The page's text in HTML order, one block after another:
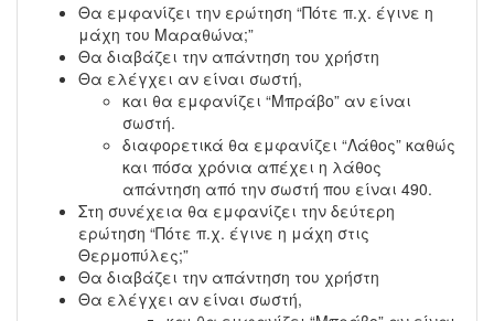
Θα εμφανίζει την ερώτηση “Πότε π.χ. έγινε η
μάχη του Μαραθώνα;”
Θα διαβάζει την απάντηση του χρήστη
Θα ελέγχει αν είναι σωστή,
και θα εμφανίζει “Μπράβο” αν είναι
σωστή.
διαφορετικά θα εμφανίζει “Λάθος” καθώς
και πόσα χρόνια απέχει η λάθος
απάντηση από την σωστή που είναι 490.
Στη συνέχεια θα εμφανίζει την δεύτερη
ερώτηση “Πότε π.χ. έγινε η μάχη στις
Θερμοπύλες;”
Θα διαβάζει την απάντηση του χρήστη
Θα ελέγχει αν είναι σωστή,